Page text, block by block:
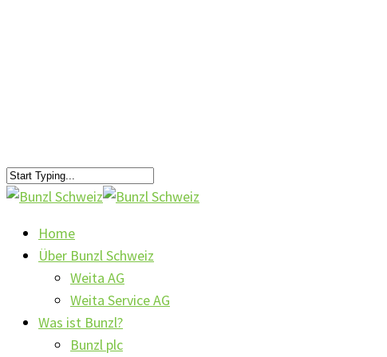
Home
Über Bunzl Schweiz
Weita AG
Weita Service AG
Was ist Bunzl?
Bunzl plc